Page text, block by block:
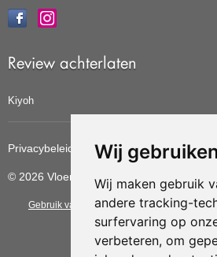
Wij
Wij maken gebruik
andere tracking-
surfervaring op
verbeteren, om
Review achterlaten
Kiyoh
Privacybeleid Cookiebeleid Update
© 2026 Vloerbedekkingvoordelig
Gebruik van deze site betekent dat u de